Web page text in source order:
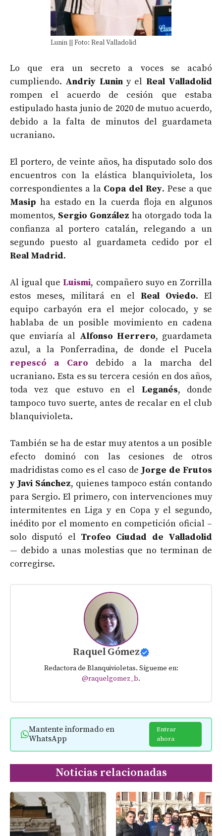
Lunin || Foto: Real Valladolid
Lo que era un secreto a voces se acabó
cumpliendo. Andriy Luniny el Real Valladolid
rompen el acuerdo de cesión que estaba
estipulado hasta junio de 2020 de mutuo acuerdo,
debido a la falta de minutos del guardameta
ucraniano.
El portero, de veinte años, ha disputado solo dos
encuentros con la elástica blanquivioleta, los
correspondientes a la Copa del Rey. Pese a que
Masip ha estado en la cuerda floja en algunos
momentos, Sergio González ha otorgado toda la
confianza al portero catalán, relegando a un
segundo puesto al guardameta cedido por el
Real Madrid.
Al igual que Luismi, compañero suyo en Zorrilla
estos meses, militará en el Real Oviedo. El
equipo carbayón era el mejor colocado, y se
hablaba de un posible movimiento en cadena
que enviaría al Alfonso Herrero, guardameta
azul, a la Ponferradina, de donde el Pucela
repescó a Caro debido a la marcha del
ucraniano. Esta es su tercera cesión en dos años,
toda vez que estuvo en el Leganés, donde
tampoco tuvo suerte, antes de recalar en el club
blanquivioleta.
También se ha de estar muy atentos a un posible
efecto dominó con las cesiones de otros
madridistas como es el caso de Jorge de Frutos
y Javi Sánchez, quienes tampoco están contando
para Sergio. El primero, con intervenciones muy
intermitentes en Liga y en Copa y el segundo,
inédito por el momento en competición oficial –
solo disputó el Trofeo Ciudad de Valladolid
— debido a unas molestias que no terminan de
corregirse.
Raquel Gómez
Redactora de Blanquivioletas. Sígueme en:
@raquelgomez_b.
Mantente informado en
WhatsApp
Entrar
ahora
Noticias relacionadas